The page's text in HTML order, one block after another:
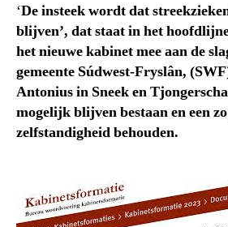
‘De insteek wordt dat
blijven’, dat staat in het
het nieuwe kabinet mee aan de
gemeente Súdwest-Fryslân,
Antonius in Sneek en
mogelijk blijven bestaan en een
zelfstandigheid behouden.